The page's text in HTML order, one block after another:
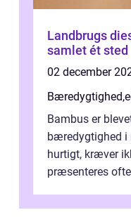
Landbrugs
samlet ét sted
02 december
Bæredygtighed,
Bambus er
bæredygtighed i
hurtigt, kræver
præsenteres